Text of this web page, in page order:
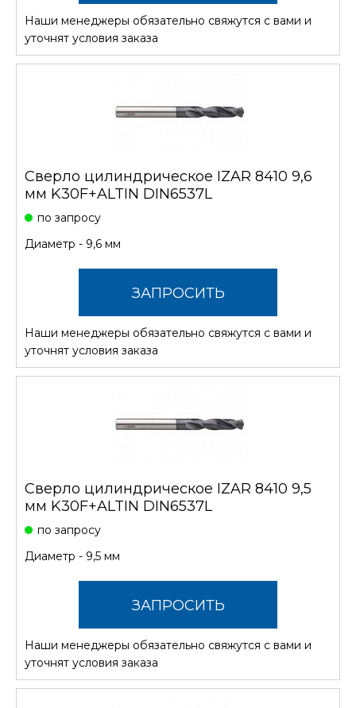
СТОИМОСТЬ
Наши менеджеры обязательно свяжутся с вами и
уточнят условия заказа
Сверло цилиндрическое IZAR 8410 9,6
мм K30F+ALTIN DIN6537L
по запросу
Диаметр - 9,6 мм
ЗАПРОСИТЬ
СТОИМОСТЬ
Наши менеджеры обязательно свяжутся с вами и
уточнят условия заказа
Сверло цилиндрическое IZAR 8410 9,5
мм K30F+ALTIN DIN6537L
по запросу
Диаметр - 9,5 мм
ЗАПРОСИТЬ
СТОИМОСТЬ
Наши менеджеры обязательно свяжутся с вами и
уточнят условия заказа